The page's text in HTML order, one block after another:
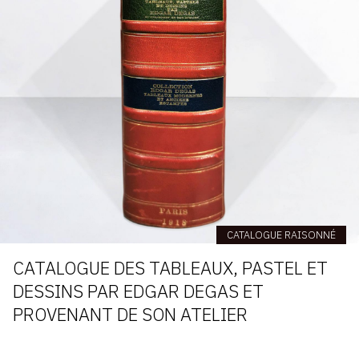
CATALOGUE RAISONNÉ
CATALOGUE DES TABLEAUX, PASTEL ET
DESSINS PAR EDGAR DEGAS ET
PROVENANT DE SON ATELIER